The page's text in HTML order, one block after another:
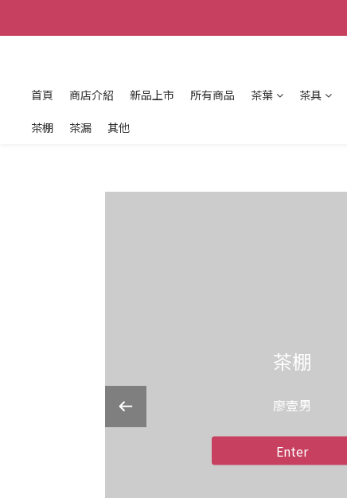
首頁 商店介紹 新品上市 所有商品 茶葉 茶具
茶棚 茶漏 其他
茶棚
廖壹男
Enter